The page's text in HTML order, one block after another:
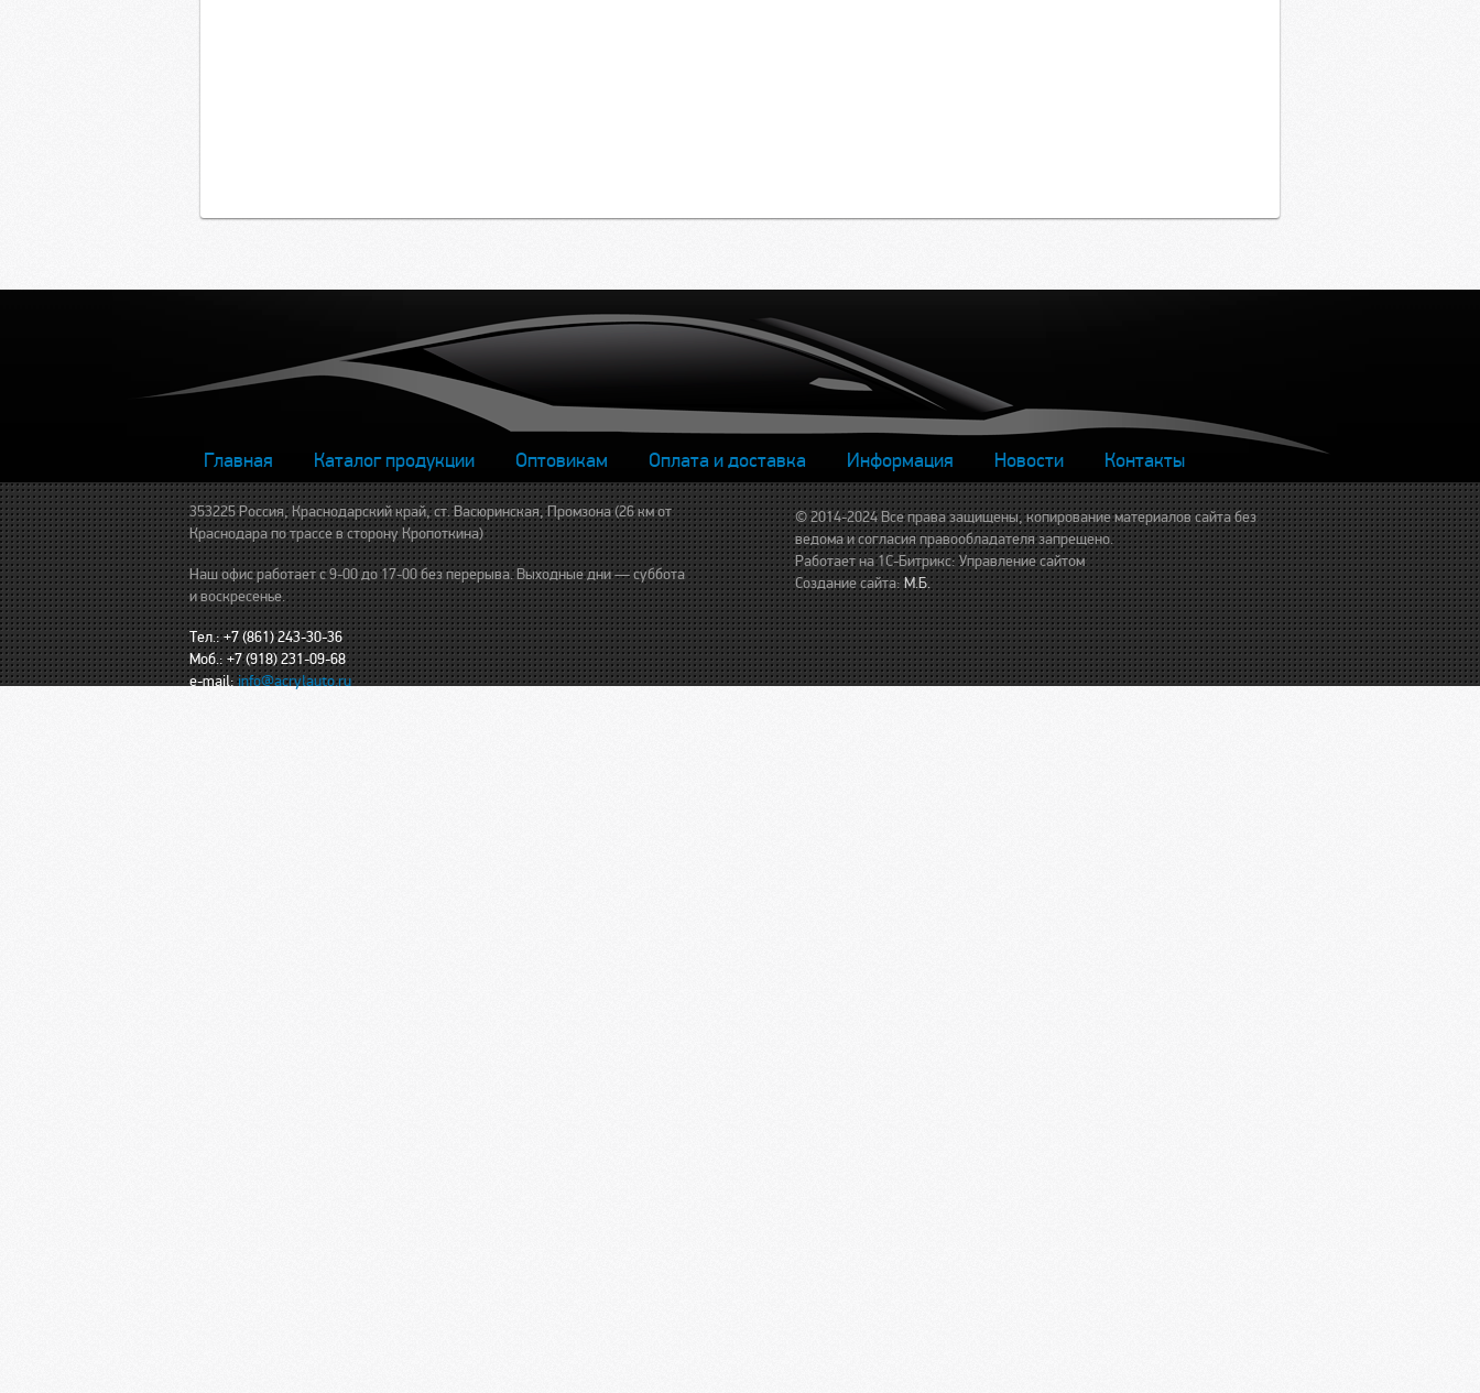
Главная Каталог продукции Оптовикам Оплата и доставка Информация Новости Контакты
353225 Россия, Краснодарский край, ст. Васюринская, Промзона (26 км от
Краснодара по трассе в сторону Кропоткина)
Наш офис работает с 9-00 до 17-00 без перерыва. Выходные дни — суббота
и воскресенье.
Тел.: +7 (861) 243-30-36
Моб.: +7 (918) 231-09-68
e-mail:info@acrylauto.ru
© 2014-2024 Все права защищены, копирование материалов сайта без
ведома и согласия правообладателя запрещено.
Работает на 1С-Битрикс: Управление сайтом
Создание сайта:М.Б.